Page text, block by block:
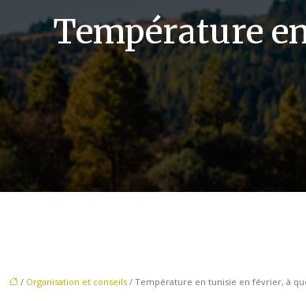
Température
/ Organisation et conseils / Température en tunisie en février, à